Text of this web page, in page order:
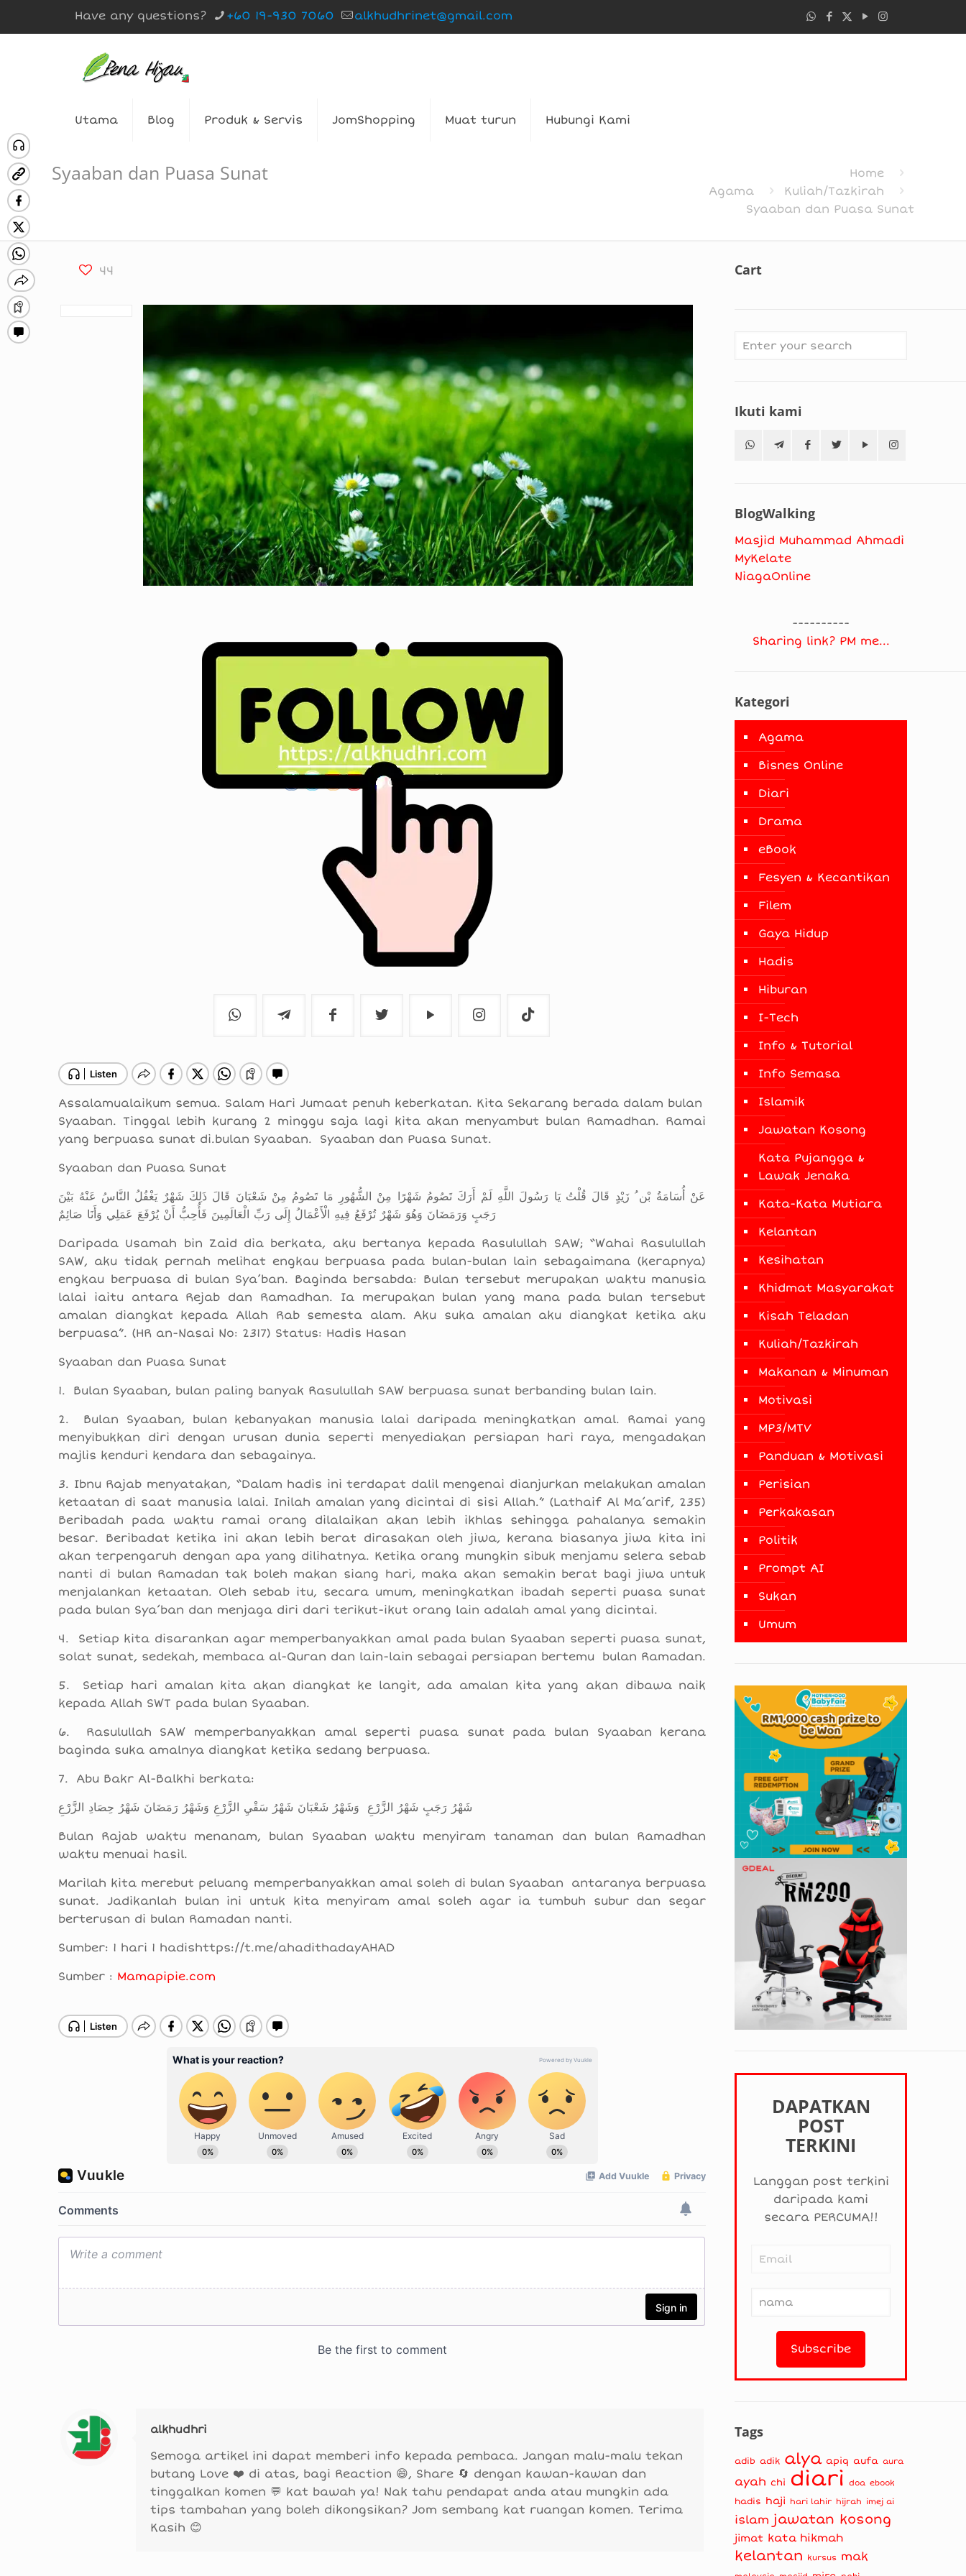
Have any questions? +60 19-930 7060 alkhudhrinet@gmail.com
Utama Blog Produk & Servis JomShopping Muat turun Hubungi Kami
Syaaban dan Puasa Sunat
Home
Agama
Kuliah/Tazkirah
Syaaban dan Puasa Sunat
44
Assalamualaikum semua. Salam Hari Jumaat penuh keberkatan. Kita Sekarang berada dalam bulan
Syaaban. Tinggal lebih kurang 2 minggu saja lagi kita akan menyambut bulan Ramadhan. Ramai
yang berpuasa sunat di.bulan Syaaban. Syaaban dan Puasa Sunat.
Syaaban dan Puasa Sunat
عَنْ أُسَامَةُ بْن ُ زَيْدٍ قَالَ قُلْتُ يَا رَسُولَ اللَّهِ لَمْ أَرَكَ تَصُومُ شَهْرًا مِنْ الشُّهُورِ مَا تَصُومُ مِنْ شَعْبَانَ قَالَ ذَلِكَ شَهْرٌ يَغْفُلُ النَّاسُ عَنْهُ بَيْنَ
رَجَبٍ وَرَمَضَانَ وَهُوَ شَهْرٌ تُرْفَعُ فِيهِ الْأَعْمَالُ إِلَى رَبِّ الْعَالَمِينَ فَأُحِبُّ أَنْ يُرْفَعَ عَمَلِي وَأَنَا صَائِمٌ
Daripada Usamah bin Zaid dia berkata, aku bertanya kepada Rasulullah SAW; “Wahai Rasulullah
SAW, aku tidak pernah melihat engkau berpuasa pada bulan-bulan lain sebagaimana (kerapnya)
engkau berpuasa di bulan Sya’ban. Baginda bersabda: Bulan tersebut merupakan waktu manusia
lalai iaitu antara Rejab dan Ramadhan. Ia merupakan bulan yang mana pada bulan tersebut
amalan diangkat kepada Allah Rab semesta alam. Aku suka amalan aku diangkat ketika aku
berpuasa”. (HR an-Nasai No: 2317) Status: Hadis Hasan
Syaaban dan Puasa Sunat
1. Bulan Syaaban, bulan paling banyak Rasulullah SAW berpuasa sunat berbanding bulan lain.
2. Bulan Syaaban, bulan kebanyakan manusia lalai daripada meningkatkan amal. Ramai yang
menyibukkan diri dengan urusan dunia seperti menyediakan persiapan hari raya, mengadakan
majlis kenduri kendara dan sebagainya.
3. Ibnu Rajab menyatakan, “Dalam hadis ini terdapat dalil mengenai dianjurkan melakukan amalan
ketaatan di saat manusia lalai. Inilah amalan yang dicintai di sisi Allah.” (Lathaif Al Ma’arif, 235)
Beribadah pada waktu ramai orang dilalaikan akan lebih ikhlas sehingga pahalanya semakin
besar. Beribadat ketika ini akan lebih berat dirasakan oleh jiwa, kerana biasanya jiwa kita ini
akan terpengaruh dengan apa yang dilihatnya. Ketika orang mungkin sibuk menjamu selera sebab
nanti di bulan Ramadan tak boleh makan siang hari, maka akan semakin berat bagi jiwa untuk
menjalankan ketaatan. Oleh sebab itu, secara umum, meningkatkan ibadah seperti puasa sunat
pada bulan Sya’ban dan menjaga diri dari terikut-ikut orang lain adalah amal yang dicintai.
4. Setiap kita disarankan agar memperbanyakkan amal pada bulan Syaaban seperti puasa sunat,
solat sunat, sedekah, membaca al-Quran dan lain-lain sebagai persiapan bertemu bulan Ramadan.
5. Setiap hari amalan kita akan diangkat ke langit, ada amalan kita yang akan dibawa naik
kepada Allah SWT pada bulan Syaaban.
6. Rasulullah SAW memperbanyakkan amal seperti puasa sunat pada bulan Syaaban kerana
baginda suka amalnya diangkat ketika sedang berpuasa.
7. Abu Bakr Al-Balkhi berkata:
شَهْرُ رَجَبٍ شَهْرُ الزَّرْعِ وَشَهْرُ شَعْبَانَ شَهْرُ سَقْيِ الزَّرْعِ وَشَهْرُ رَمَضَانَ شَهْرُ حِصَادِ الزَّرْعِ
Bulan Rajab waktu menanam, bulan Syaaban waktu menyiram tanaman dan bulan Ramadhan
waktu menuai hasil.
Marilah kita merebut peluang memperbanyakkan amal soleh di bulan Syaaban antaranya berpuasa
sunat. Jadikanlah bulan ini untuk kita menyiram amal soleh agar ia tumbuh subur dan segar
berterusan di bulan Ramadan nanti.
Sumber: 1 hari 1 hadishttps://t.me/ahadithadayAHAD
Sumber : Mamapipie.com
alkhudhri
Semoga artikel ini dapat memberi info kepada pembaca. Jangan malu-malu tekan
butang Love ❤️ di atas, bagi Reaction 😄, Share 🔄 dengan kawan-kawan dan
tinggalkan komen 💬 kat bawah ya! Nak tahu pendapat anda atau mungkin ada
tips tambahan yang boleh dikongsikan? Jom sembang kat ruangan komen. Terima
Kasih 😊
Cart
Ikuti kami
BlogWalking
Masjid Muhammad Ahmadi
MyKelate
NiagaOnline
----------
Sharing link? PM me...
Kategori
Agama
Bisnes Online
Diari
Drama
eBook
Fesyen & Kecantikan
Filem
Gaya Hidup
Hadis
Hiburan
I-Tech
Info & Tutorial
Info Semasa
Islamik
Jawatan Kosong
Kata Pujangga &
Lawak Jenaka
Kata-Kata Mutiara
Kelantan
Kesihatan
Khidmat Masyarakat
Kisah Teladan
Kuliah/Tazkirah
Makanan & Minuman
Motivasi
MP3/MTV
Panduan & Motivasi
Perisian
Perkakasan
Politik
Prompt AI
Sukan
Umum
DAPATKAN
POST
TERKINI
Langgan post terkini
daripada kami
secara PERCUMA!!
Tags
adib adik alya apiq aufa aura
ayah chi diari doa ebook
hadis haji hari lahir hijrah imej ai
islam jawatan kosong
jimat kata hikmah
kelantan kursus mak